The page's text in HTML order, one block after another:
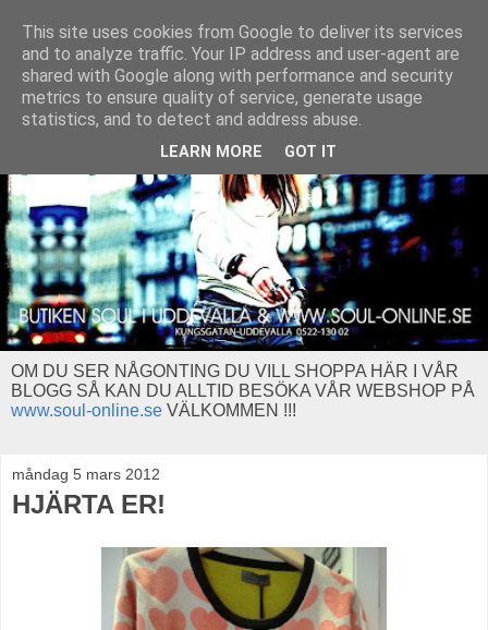
OM DU SER NÅGONTING DU VILL SHOPPA HÄR I VÅR
BLOGG SÅ KAN DU ALLTID BESÖKA VÅR WEBSHOP PÅ
www.soul-online.se VÄLKOMMEN !!!
måndag 5 mars 2012
HJÄRTA ER!
This site uses cookies from Google to deliver its services
and to analyze traffic. Your IP address and user-agent are
shared with Google along with performance and security
metrics to ensure quality of service, generate usage
statistics, and to detect and address abuse.
LEARN MORE GOT IT